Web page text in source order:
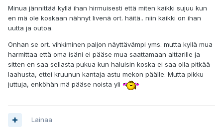
Minua jännittää kyllä ihan hirmuisesti että miten kaikki sujuu kun
en mä ole koskaan nähnyt livenä ort. häitä.. niin kaikki on ihan
uutta ja outoa.
Onhan se ort. vihkiminen paljon näyttävämpi yms. mutta kyllä mua
harmittaa että oma isäni ei pääse mua saattamaan alttarille ja
sitten en saa sellasta pukua kun haluisin koska ei saa olla pitkää
laahusta, ettei kruunun kantaja astu mekon päälle. Mutta pikku
juttuja, enköhän mä pääse noista yli
Lainaa